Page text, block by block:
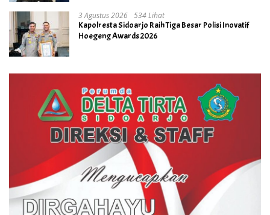
3 Agustus 2026 534 Lihat
Kapolresta Sidoarjo Raih Tiga Besar Polisi Inovatif
Hoegeng Awards 2026